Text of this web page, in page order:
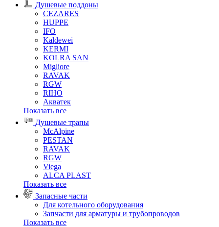
Душевые поддоны
CEZARES
HUPPE
IFO
Kaldewei
KERMI
KOLRA SAN
Migliore
RAVAK
RGW
RIHO
Акватек
Показать все
Душевые трапы
McAlpine
PESTAN
RAVAK
RGW
Viega
АLCA PLAST
Показать все
Запасные части
Для котельного оборудования
Запчасти для арматуры и трубопроводов
Показать все